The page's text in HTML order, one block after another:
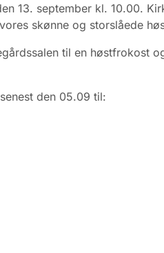
13. september kl. 10.00.
skønne og storslåede
til en høstfrokost
den 05.09 til: